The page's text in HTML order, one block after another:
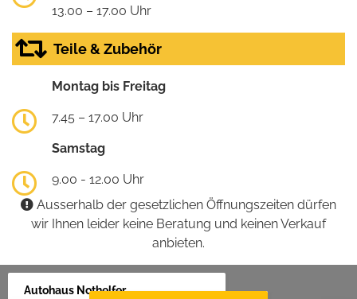
13.00 – 17.00 Uhr
Teile & Zubehör
Montag bis Freitag
7.45 – 17.00 Uhr
Samstag
9.00 - 12.00 Uhr
Ausserhalb der gesetzlichen Öffnungszeiten dürfen
wir Ihnen leider keine Beratung und keinen Verkauf
anbieten.
Autohaus Nothelfer